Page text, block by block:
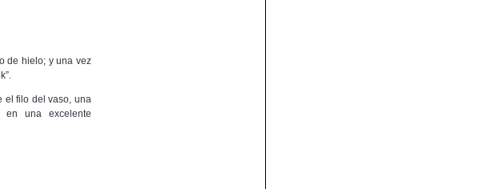
de hielo; y una vez
el filo del vaso, una
en una excelente